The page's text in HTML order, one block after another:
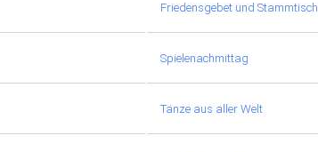
Friedensgebet und Stammtisch
Spielenachmittag
Tänze aus aller Welt